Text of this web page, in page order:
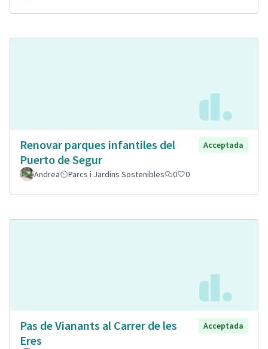
Renovar parques infantiles del
Puerto de Segur
Acceptada
Andrea Parcs i Jardins Sostenibles 0 0
Pas de Vianants al Carrer de les
Eres
Acceptada